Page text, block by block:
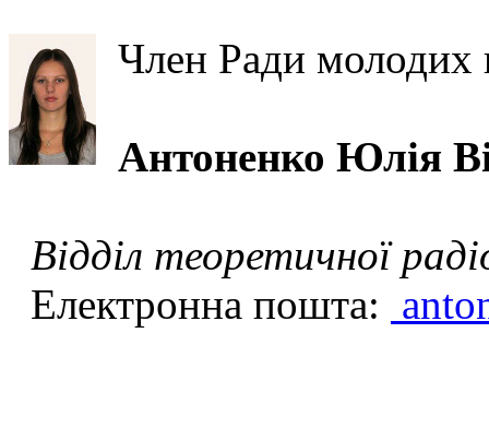
Член Ради
Антоненко Юлія
Відділ теоретичної
Електронна пошта: